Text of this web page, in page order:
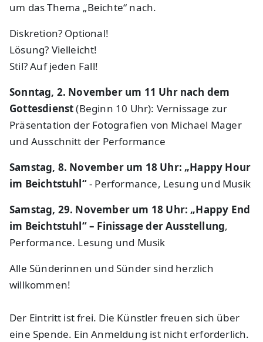
um das Thema „Beichte“ nach.
Diskretion? Optional!
Lösung? Vielleicht!
Stil? Auf jeden Fall!
Sonntag, 2. November um 11 Uhr nach dem
Gottesdienst(Beginn 10 Uhr): Vernissage zur
Präsentation der Fotografien von Michael Mager
und Ausschnitt der Performance
Samstag, 8. November um 18 Uhr: „Happy Hour
im Beichtstuhl“- Performance, Lesung und Musik
Samstag, 29. November um 18 Uhr: „Happy End
im Beichtstuhl“ – Finissage der Ausstellung,
Performance. Lesung und Musik
Alle Sünderinnen und Sünder sind herzlich
willkommen!
Der Eintritt ist frei. Die Künstler freuen sich über
eine Spende. Ein Anmeldung ist nicht erforderlich.